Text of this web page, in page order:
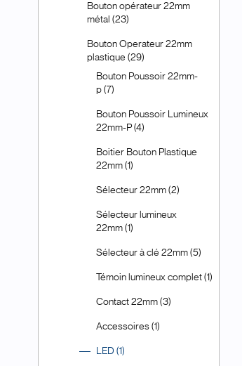
Bouton opérateur 22mm
métal (23)
Bouton Operateur 22mm
plastique (29)
Bouton Poussoir 22mm-
p (7)
Bouton Poussoir Lumineux
22mm-P (4)
Boitier Bouton Plastique
22mm (1)
Sélecteur 22mm (2)
Sélecteur lumineux
22mm (1)
Sélecteur à clé 22mm (5)
Témoin lumineux complet (1)
Contact 22mm (3)
Accessoires (1)
LED (1)